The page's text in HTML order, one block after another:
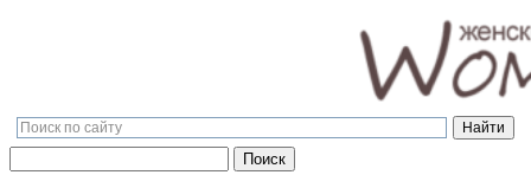
Поиск